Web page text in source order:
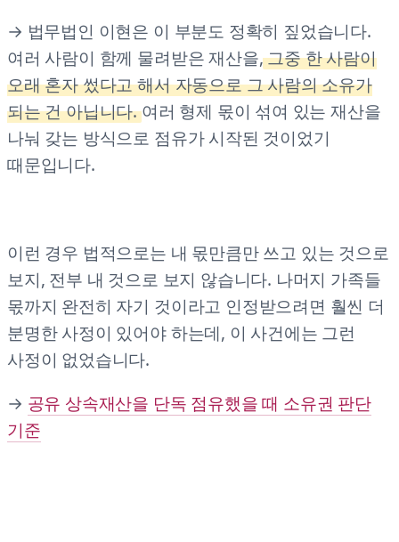
→ 법무법인 이현은 이 부분도 정확히 짚었습니다.
여러 사람이 함께 물려받은 재산을,그중 한 사람이
오래 혼자 썼다고 해서 자동으로 그 사람의 소유가
되는 건 아닙니다.여러 형제 몫이 섞여 있는 재산을
나눠 갖는 방식으로 점유가 시작된 것이었기
때문입니다.
이런 경우 법적으로는 내 몫만큼만 쓰고 있는 것으로
보지, 전부 내 것으로 보지 않습니다. 나머지 가족들
몫까지 완전히 자기 것이라고 인정받으려면 훨씬 더
분명한 사정이 있어야 하는데, 이 사건에는 그런
사정이 없었습니다.
→ 공유 상속재산을 단독 점유했을 때 소유권 판단
기준